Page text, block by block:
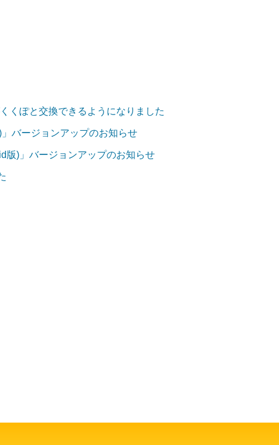
くぽと交換できるようになりました
バージョンアップのお知らせ
版)」バージョンアップのお知らせ